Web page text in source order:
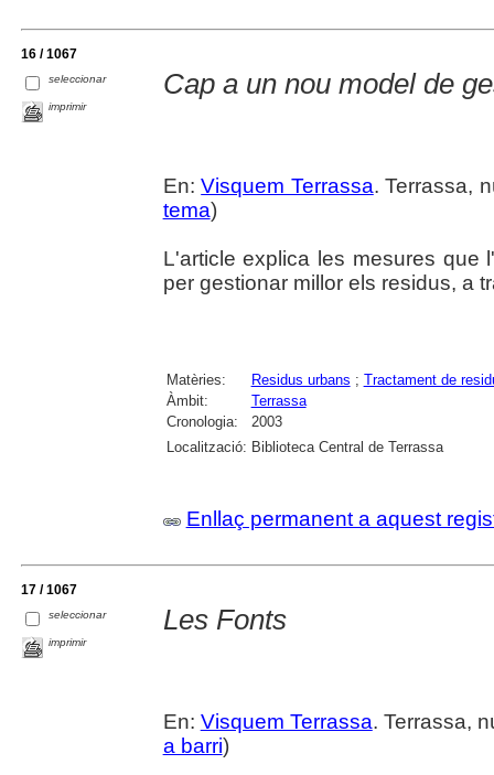
16 / 1067
seleccionar
imprimir
Cap a un nou model de
En:Visquem Terrassa. Terrassa,
tema)
L'article explica les mesures que
per gestionar millor els residus, a
Matèries: Residus urbans ; Tractament de
Àmbit:
Terrassa
Cronologia:
2003
Localització: Biblioteca Central de Terrassa
Enllaç permanent a aquest
17 / 1067
seleccionar
imprimir
Les Fonts
En: Visquem Terrassa. Terrassa,
a barri)